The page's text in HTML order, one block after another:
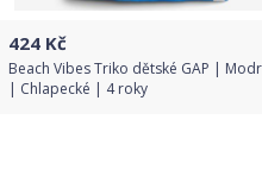
424 Kč
Beach Vibes Triko dětské GAP |
| Chlapecké | 4 roky